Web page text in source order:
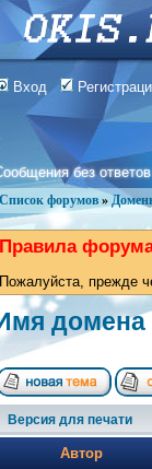
Вход
без ответов
Список форумов »
Правила
Пожалуйста, прежде
домена
Версия для печати
Автор